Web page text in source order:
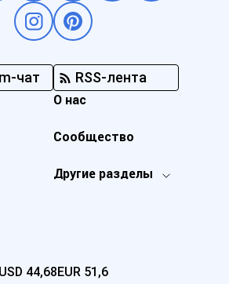
чат RSS-лента
Другие разделы
О нас
Сообщество
USD 44,68EUR 51,6